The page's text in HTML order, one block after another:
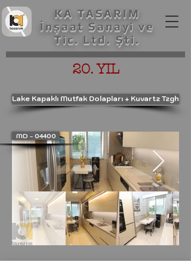
KA TASARIM
İnşaat Sanayi ve
Tic. Ltd. Şti.
20. YIL
Lake Kapaklı Mutfak Dolapları + Kuvartz Tzgh
MD - 04400